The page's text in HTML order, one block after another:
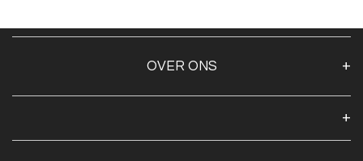
OVER ONS